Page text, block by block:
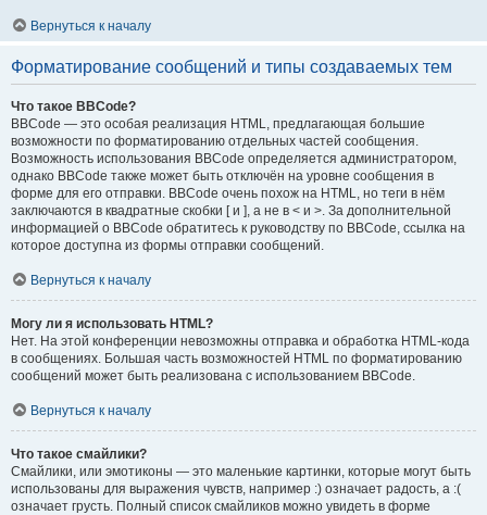
Вернуться к началу
Форматирование сообщений и типы создаваемых тем
Что такое BBCode?
BBCode — это особая реализация HTML, предлагающая большие
возможности по форматированию отдельных частей сообщения.
Возможность использования BBCode определяется администратором,
однако BBCode также может быть отключён на уровне сообщения в
форме для его отправки. BBCode очень похож на HTML, но теги в нём
заключаются в квадратные скобки [ и ], а не в < и >. За дополнительной
информацией о BBCode обратитесь к руководству по BBCode, ссылка на
которое доступна из формы отправки сообщений.
Вернуться к началу
Могу ли я использовать HTML?
Нет. На этой конференции невозможны отправка и обработка HTML-кода
в сообщениях. Большая часть возможностей HTML по форматированию
сообщений может быть реализована с использованием BBCode.
Вернуться к началу
Что такое смайлики?
Смайлики, или эмотиконы — это маленькие картинки, которые могут быть
использованы для выражения чувств, например :) означает радость, а :(
означает грусть. Полный список смайликов можно увидеть в форме